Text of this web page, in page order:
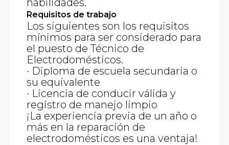
habilidades.
Requisitos de trabajo
Los siguientes son los requisitos
mínimos para ser considerado para
el puesto de Técnico de
Electrodomésticos.
· Diploma de escuela secundaria o
su equivalente
· Licencia de conducir válida y
registro de manejo limpio
¡La experiencia previa de un año o
más en la reparación de
electrodomésticos es una ventaja!